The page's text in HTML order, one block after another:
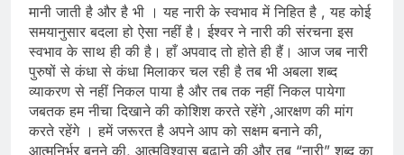
मानी जाती है और है भी । यह नारी के स्वभाव में निहित है , यह कोई
समयानुसार बदला हो ऐसा नहीं है। ईश्वर ने नारी की संरचना इस
स्वभाव के साथ ही की है। हाँ अपवाद तो होते ही हैं। आज जब नारी
पुरुषों से कंधा से कंधा मिलाकर चल रही है तब भी अबला शब्द
व्याकरण से नहीं निकल पाया है और तब तक नहीं निकल पायेगा
जबतक हम नीचा दिखाने की कोशिश करते रहेंगे ,आरक्षण की मांग
करते रहेंगे । हमें जरूरत है अपने आप को सक्षम बनाने की,
आत्मनिर्भर बनने की, आत्मविश्वास बढ़ाने की और तब “नारी” शब्द का